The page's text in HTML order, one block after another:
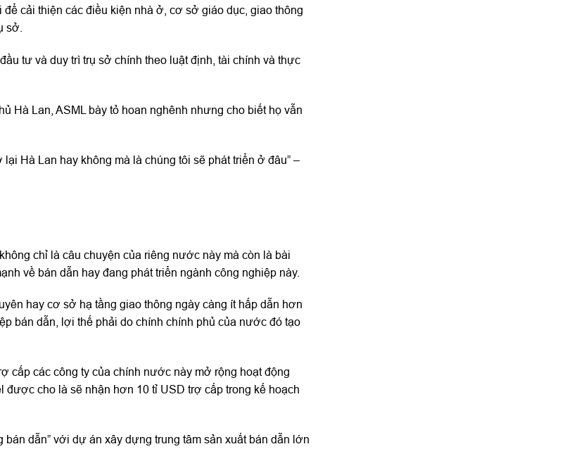
cải thiện các điều kiện nhà ở, cơ sở giáo dục, giao thông
sở.
tư và duy trì trụ sở chính theo luật định, tài chính và thực
Hà Lan, ASML bày tỏ hoan nghênh nhưng cho biết họ vẫn
Hà Lan hay không mà là chúng tôi sẽ phát triển ở đâu” –
chỉ là câu chuyện của riêng nước này mà còn là bài
về bán dẫn hay đang phát triển ngành công nghiệp này.
hay cơ sở hạ tầng giao thông ngày càng ít hấp dẫn hơn
bán dẫn, lợi thế phải do chính chính phủ của nước đó tạo
cấp các công ty của chính nước này mở rộng hoạt động
cho là sẽ nhận hơn 10 tỉ USD trợ cấp trong kế hoạch
dẫn” với dự án xây dựng trung tâm sản xuất bán dẫn lớn